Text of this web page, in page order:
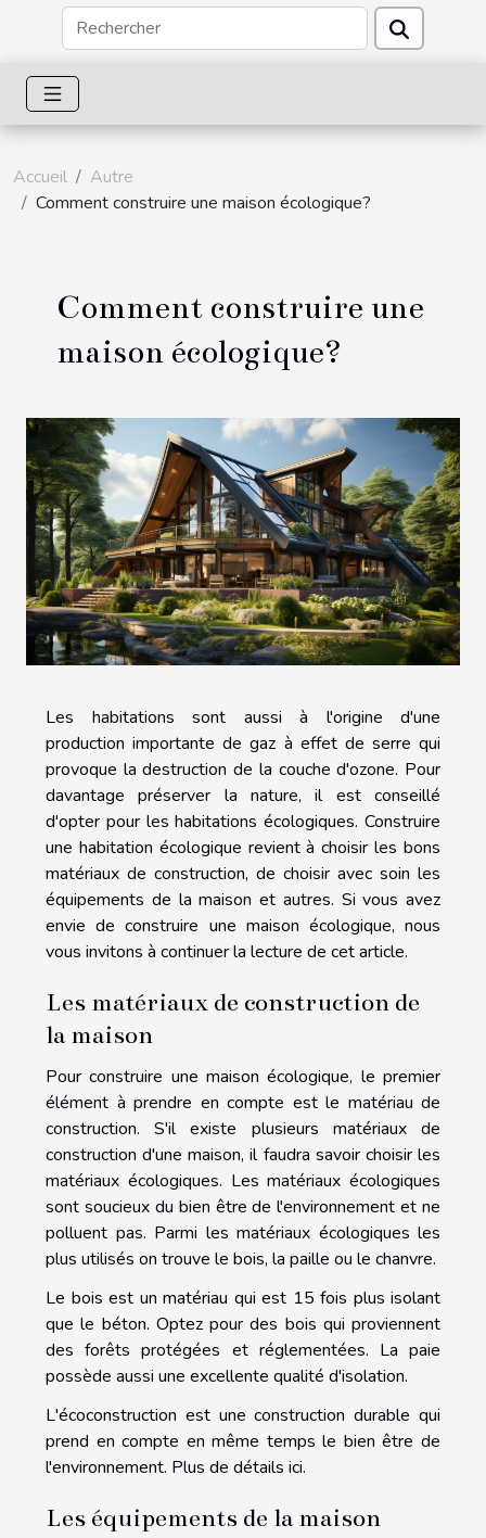
Accueil
Autre
Comment construire une maison écologique?
Comment construire une
maison écologique?
Les habitations sont aussi à l'origine d'une
production importante de gaz à effet de serre qui
provoque la destruction de la couche d'ozone. Pour
davantage préserver la nature, il est conseillé
d'opter pour les habitations écologiques. Construire
une habitation écologique revient à choisir les bons
matériaux de construction, de choisir avec soin les
équipements de la maison et autres. Si vous avez
envie de construire une maison écologique, nous
vous invitons à continuer la lecture de cet article.
Les matériaux de construction de
la maison
Pour construire une maison écologique, le premier
élément à prendre en compte est le matériau de
construction. S'il existe plusieurs matériaux de
construction d'une maison, il faudra savoir choisir les
matériaux écologiques. Les matériaux écologiques
sont soucieux du bien être de l'environnement et ne
polluent pas. Parmi les matériaux écologiques les
plus utilisés on trouve le bois, la paille ou le chanvre.
Le bois est un matériau qui est 15 fois plus isolant
que le béton. Optez pour des bois qui proviennent
des forêts protégées et réglementées. La paie
possède aussi une excellente qualité d'isolation.
L'écoconstruction est une construction durable qui
prend en compte en même temps le bien être de
l'environnement. Plus de détails ici.
Les équipements de la maison